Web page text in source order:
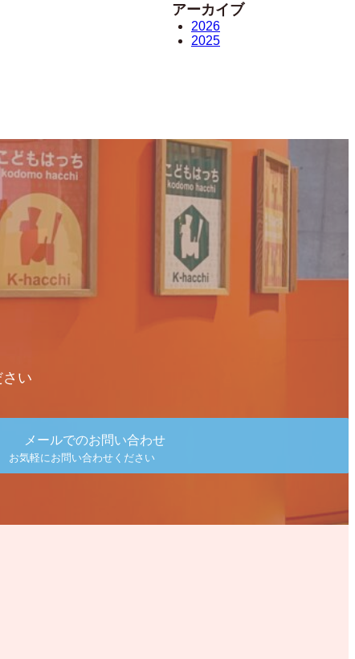
アーカイブ
2026
2025
い
メールでのお問い合わせ
お気軽にお問い合わせください